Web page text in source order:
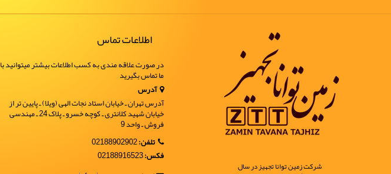
شرکت زمین توانا تجهیز در سال
اطلاعات تماس
در صورت علاقه مندی به کسب اطلاعات بیشتر میتوانید با
ما تماس بگیرید
آدرس
آدرس تهران ـ خیابان استاد نجات الهی (ویلا) ـ پایین تر از
خیابان شهید کلانتری ـ کوچه خسرو ـ پلاک 24 ـ مهندسی
فروش ـ واحد 9
تلفن:02188902902
فکس:02188916523